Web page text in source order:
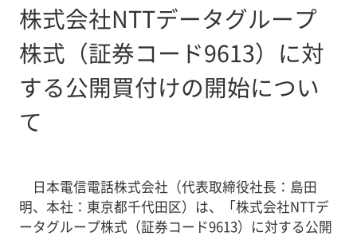
株式会社NTTデータグループ
株式（証券コード9613）に対
する公開買付けの開始につい
て
日本電信電話株式会社（代表取締役社長：島田
明、本社：東京都千代田区）は、「株式会社NTTデ
ータグループ株式（証券コード9613）に対する公開